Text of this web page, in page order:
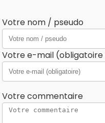
Votre nom / pseudo
Votre e-mail (obligatoire
Votre commentaire